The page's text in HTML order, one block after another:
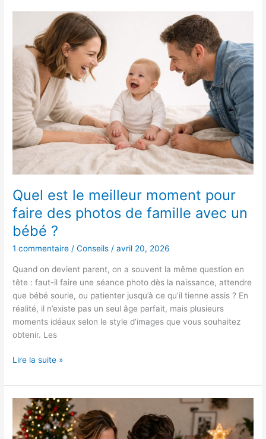
Quel est le meilleur moment pour
faire des photos de famille avec un
bébé ?
1 commentaire /Conseils /avril 20, 2026
Quand on devient parent, on a souvent la même question en
tête : faut-il faire une séance photo dès la naissance, attendre
que bébé sourie, ou patienter jusqu’à ce qu’il tienne assis ? En
réalité, il n’existe pas un seul âge parfait, mais plusieurs
moments idéaux selon le style d’images que vous souhaitez
obtenir. Les
meilleur
moment
pour
faire
des
photos
de
famille
un
bébé
?
Lire la suite »
Noël
en
famille